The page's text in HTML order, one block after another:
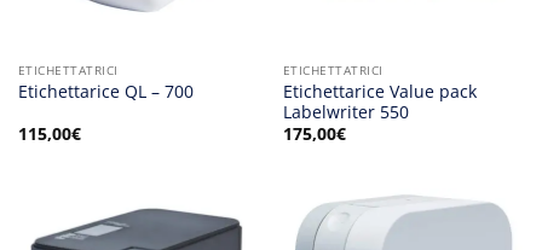
ETICHETTATRICI
Etichettarice QL – 700
115,00€
ETICHETTATRICI
Etichettarice Value pack
Labelwriter 550
175,00€